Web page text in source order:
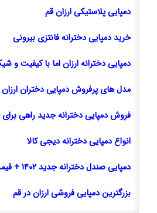
دمپایی پلاستیکی ارزان قم
خرید دمپایی دخترانه فانتزی بیرونی
دمپایی دخترانه ارزان اما با کیفیت و
مدل های پرفروش دمپایی دختران ارزان
فروش دمپایی دخترانه جدید راهی
انواع دمپایی دخترانه دیجی کالا
دمپایی صندل دخترانه جدید ۱۴۰۲ + قیمت
بزرگترین دمپایی فروشی ارزان در قم